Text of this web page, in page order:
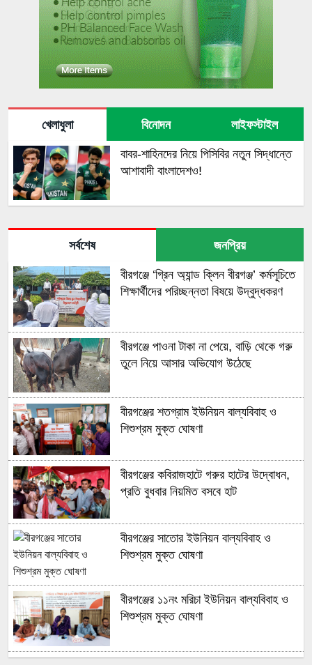
খেলাধুলা বিনোদন লাইফস্টাইল
বাবর-শাহিনদের নিয়ে পিসিবির নতুন সিদ্ধান্তে
আশাবাদী বাংলাদেশও!
সর্বশেষ জনপ্রিয়
বীরগঞ্জে ‘গ্রিন অ্যান্ড ক্লিন বীরগঞ্জ’ কর্মসূচিতে
শিক্ষার্থীদের পরিচ্ছন্নতা বিষয়ে উদ্বুদ্ধকরণ
বীরগঞ্জে পাওনা টাকা না পেয়ে, বাড়ি থেকে গরু
তুলে নিয়ে আসার অভিযোগ উঠেছে
বীরগঞ্জের শতগ্রাম ইউনিয়ন বাল্যবিবাহ ও
শিশুশ্রম মুক্ত ঘোষণা
বীরগঞ্জের কবিরাজহাটে গরুর হাটের উদ্বোধন,
প্রতি বুধবার নিয়মিত বসবে হাট
বীরগঞ্জের সাতোর ইউনিয়ন বাল্যবিবাহ ও
শিশুশ্রম মুক্ত ঘোষণা
বীরগঞ্জের ১১নং মরিচা ইউনিয়ন বাল্যবিবাহ ও
শিশুশ্রম মুক্ত ঘোষণা